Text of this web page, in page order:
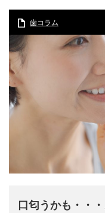
歯コラム
口匂うかも・・